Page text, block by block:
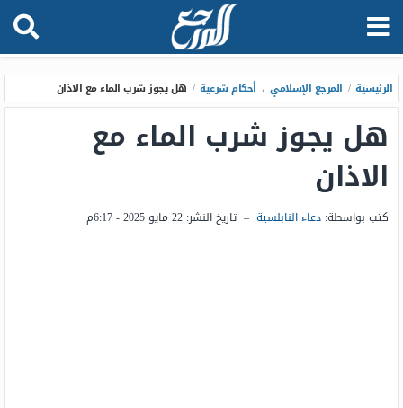
الرئيسية / المرجع الإسلامي ، أحكام شرعية / هل يجوز شرب الماء مع الاذان
هل يجوز شرب الماء مع
الاذان
كتب بواسطة: دعاء النابلسية – تاريخ النشر: 22 مايو 2025 - 6:17م